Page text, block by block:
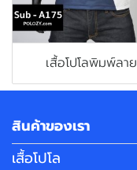
เสื้อโปโลพิมพ์ลาย
สินค้าของเรา
เสื้อโปโล